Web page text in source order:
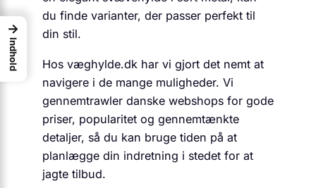
du finde varianter, der passer perfekt til
din stil.
Hos væghylde.dk har vi gjort det nemt at
navigere i de mange muligheder. Vi
gennemtrawler danske webshops for gode
priser, popularitet og gennemtænkte
detaljer, så du kan bruge tiden på at
planlægge din indretning i stedet for at
jagte tilbud.
→
Indhold